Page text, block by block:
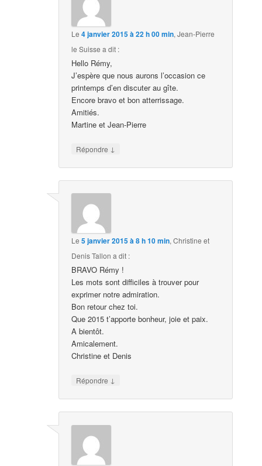
Le4 janvier 2015 à 22 h 00 min,Jean-Pierre
le Suisse a dit :
Hello Rémy,
J’espère que nous aurons l’occasion ce
printemps d’en discuter au gîte.
Encore bravo et bon atterrissage.
Amitiés.
Martine et Jean-Pierre
Répondre ↓
Le5 janvier 2015 à 8 h 10 min,Christine et
Denis Tallon a dit :
BRAVO Rémy !
Les mots sont difficiles à trouver pour
exprimer notre admiration.
Bon retour chez toi.
Que 2015 t’apporte bonheur, joie et paix.
A bientôt.
Amicalement.
Christine et Denis
Répondre ↓